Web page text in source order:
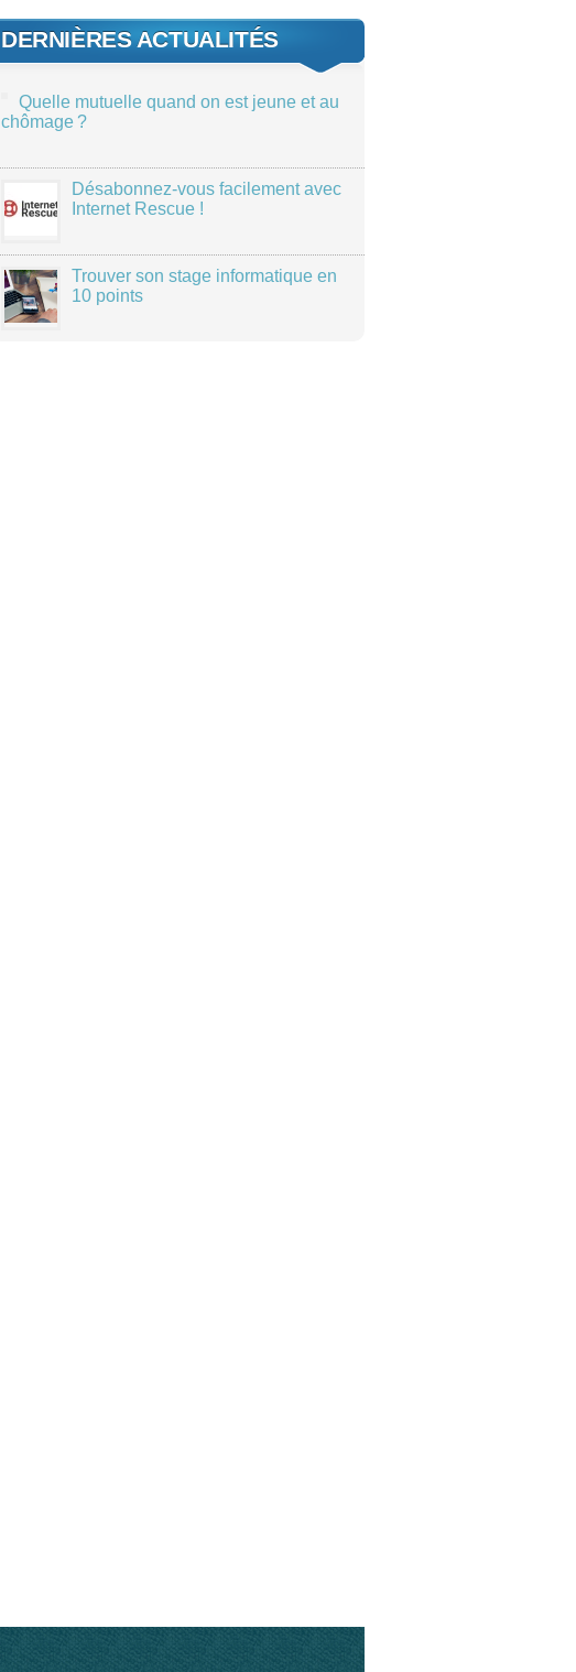
DERNIÈRES ACTUALITÉS
Quelle mutuelle quand on est jeune et au
chômage ?
Désabonnez-vous facilement avec
Internet Rescue !
Trouver son stage informatique en
10 points